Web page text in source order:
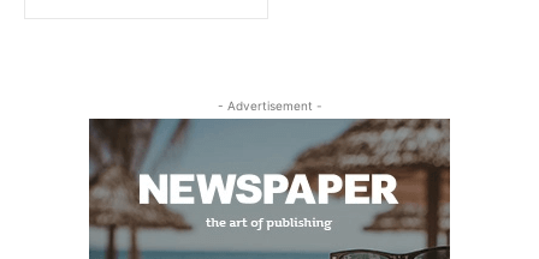
- Advertisement -